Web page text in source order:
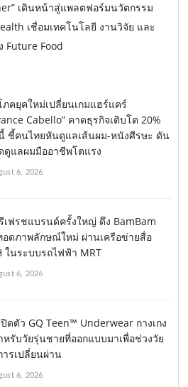
เดินหน้าสู่แพลตฟอร์มนวัตกรรม
เชื่อมเทคโนโลยี งานวิจัย และ
Future Food
ภคยุคใหม่เปลี่ยนเกมแฮร์แคร์
Cabello” คาดธุรกิจเติบโต 20%
ชี้คนไทยหันดูแลเส้นผม-หนังศีรษะ ดัน
ดูแลผมมืออาชีพโตแรง
6, 2026
เฟรชแบรนด์ครั้งใหญ่ ดึง BamBam
อดภาพลักษณ์ใหม่ ผ่านเครือข่ายสื่อ
ในระบบรถไฟฟ้า MRT
6, 2026
ปิดตัว GQ Teen™ Underwear กางเกง
หรับวัยรุ่นชายที่ออกแบบมาเพื่อช่วงวัย
ารเปลี่ยนผ่าน
6, 2026